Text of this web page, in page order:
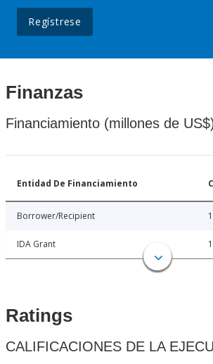
Regístrese
Finanzas
Financiamiento (millones de
Entidad De Financiamiento
Borrower/Recipient
IDA Grant
Ratings
CALIFICACIONES DE LA